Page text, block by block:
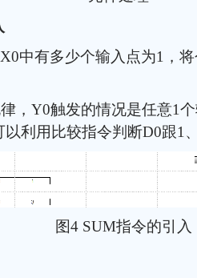
中有多少个输入点为1，
，Y0触发的情况是任意1
利用比较指令判断D0跟1
图4 SUM指令的引入